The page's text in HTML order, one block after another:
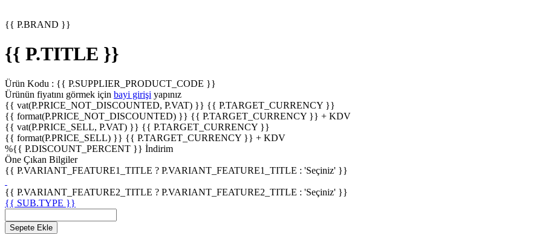
{{ P.BRAND }}
{{ P.TITLE }}
Ürün Kodu : {{ P.SUPPLIER_PRODUCT_CODE }}
Ürünün fiyatını görmek için bayi girişi yapınız
{{ vat(P.PRICE_NOT_DISCOUNTED, P.VAT) }} {{ P.TARGET_CURRENCY }}
{{ format(P.PRICE_NOT_DISCOUNTED) }} {{ P.TARGET_CURRENCY }} + KDV
{{ vat(P.PRICE_SELL, P.VAT) }} {{ P.TARGET_CURRENCY }}
{{ format(P.PRICE_SELL) }} {{ P.TARGET_CURRENCY }} + KDV
%{{ P.DISCOUNT_PERCENT }} İndirim
Öne Çıkan Bilgiler
{{ P.VARIANT_FEATURE1_TITLE ? P.VARIANT_FEATURE1_TITLE : 'Seçiniz' }}
{{ P.VARIANT_FEATURE2_TITLE ? P.VARIANT_FEATURE2_TITLE : 'Seçiniz' }}
{{ SUB.TYPE }}
Sepete Ekle